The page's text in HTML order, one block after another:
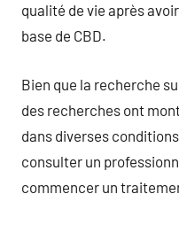
qualité de vie après
base de CBD.
Bien que la recherche
des recherches ont
dans diverses
consulter un
commencer un